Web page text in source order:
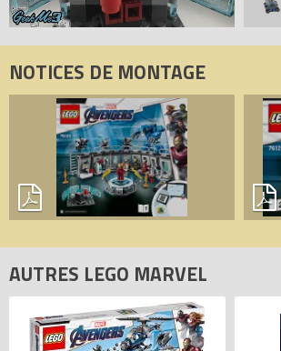
NOTICES DE MONTAGE
AUTRES LEGO MARVEL